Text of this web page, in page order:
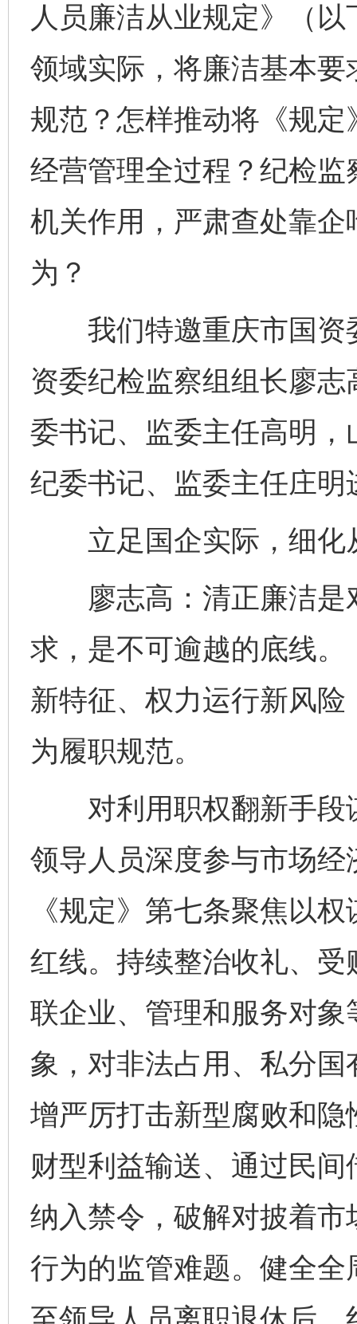
人员廉洁从业规定》（
领域实际，将廉洁基本
规范？怎样推动将《规
经营管理全过程？纪检
机关作用，严肃查处靠
为？
我们特邀重庆市国资
资委纪检监察组组长廖
委书记、监委主任高明
纪委书记、监委主任庄明
立足国企实际，细化
廖志高：清正廉洁是
求，是不可逾越的底线
新特征、权力运行新风
为履职规范。
对利用职权翻新手段
领导人员深度参与市场
《规定》第七条聚焦以
红线。持续整治收礼、
联企业、管理和服务对
象，对非法占用、私分
增严厉打击新型腐败和
财型利益输送、通过民
纳入禁令，破解对披着
行为的监管难题。健全